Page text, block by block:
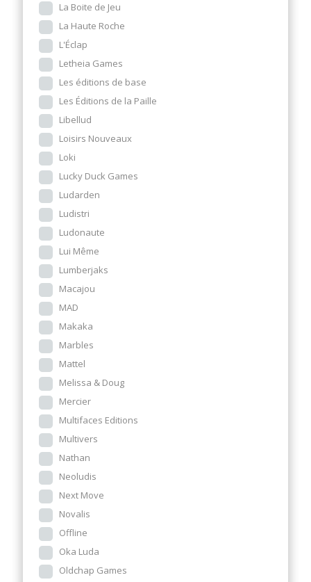
La Boite de Jeu
La Haute Roche
L'Éclap
Letheia Games
Les éditions de base
Les Éditions de la Paille
Libellud
Loisirs Nouveaux
Loki
Lucky Duck Games
Ludarden
Ludistri
Ludonaute
Lui Même
Lumberjaks
Macajou
MAD
Makaka
Marbles
Mattel
Melissa & Doug
Mercier
Multifaces Editions
Multivers
Nathan
Neoludis
Next Move
Novalis
Offline
Oka Luda
Oldchap Games